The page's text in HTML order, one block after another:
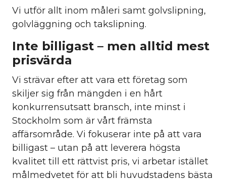
Vi utför allt inom måleri samt golvslipning,
golvläggning och takslipning.
Inte billigast – men alltid mest
prisvärda
Vi strävar efter att vara ett företag som
skiljer sig från mängden i en hårt
konkurrensutsatt bransch, inte minst i
Stockholm som är vårt främsta
affärsområde. Vi fokuserar inte på att vara
billigast – utan på att leverera högsta
kvalitet till ett rättvist pris, vi arbetar istället
målmedvetet för att bli huvudstadens bästa